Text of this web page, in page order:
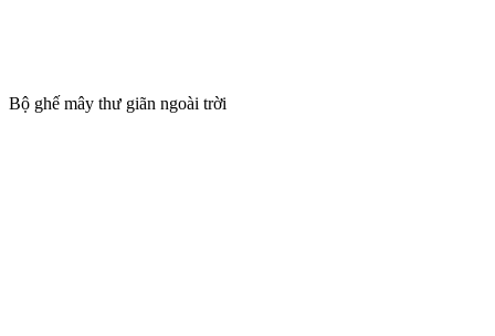
Bộ ghế mây thư giãn ngoài trời